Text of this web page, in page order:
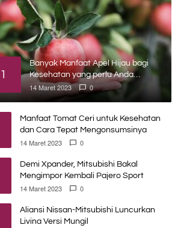
1
Banyak Manfaat Apel Hijau bagi
Kesehatan yang perlu Anda
ketahui
14 Maret 2023 0
Manfaat Tomat Ceri untuk Kesehatan
dan Cara Tepat Mengonsumsinya
14 Maret 2023 0
Demi Xpander, Mitsubishi Bakal
Mengimpor Kembali Pajero Sport
14 Maret 2023 0
Aliansi Nissan-Mitsubishi Luncurkan
Livina Versi Mungil